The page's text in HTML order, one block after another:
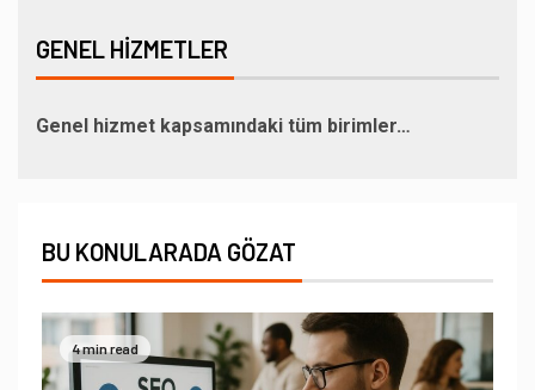
GENEL HIZMETLER
Genel hizmet kapsamındaki tüm birimler…
BU KONULARADA GÖZAT
4 min read